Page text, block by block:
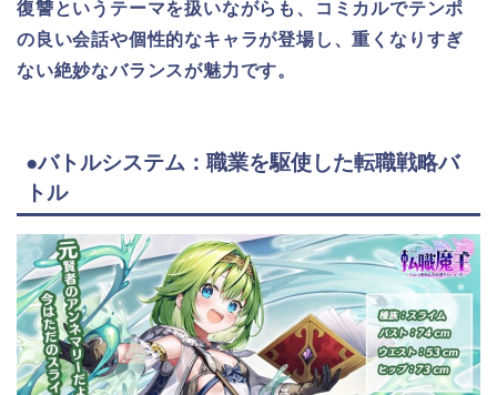
復讐というテーマを扱いながらも、コミカルでテンポ
の良い会話や個性的なキャラが登場し、重くなりすぎ
ない絶妙なバランスが魅力です。
●バトルシステム：職業を駆使した転職戦略バ
トル